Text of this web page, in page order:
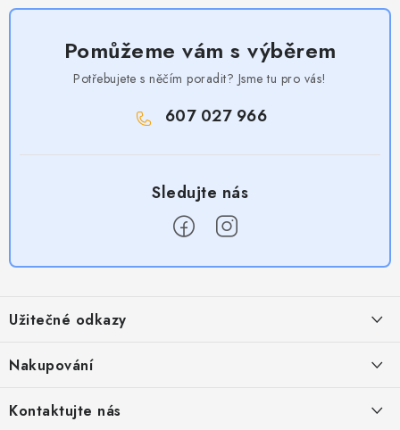
Pomůžeme vám s výběrem
Potřebujete s něčím poradit? Jsme tu pro vás!
607 027 966
p
a
Užitečné odkazy
Provizní systém
Nakupování
Kontaktujte nás